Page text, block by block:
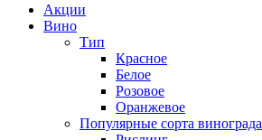
Акции
Вино
Тип
Красное
Белое
Розовое
Оранжевое
Популярные сорта винограда